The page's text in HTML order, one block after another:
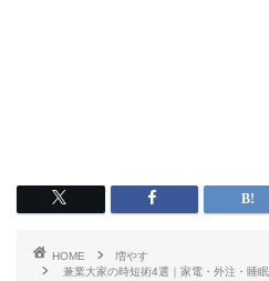
HOME
増やす
兼業大家の時短術4選｜家電・外注・睡